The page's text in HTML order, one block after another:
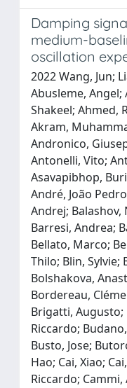
Damping
medium-
oscillation
2022 Wang, Jun;
Abusleme, Angel;
Shakeel; Ahmed,
Akram,
Andronico,
Antonelli, Vito;
Asavapibhop,
André, João
Andrej; Balashov,
Barresi, Andrea;
Bellato, Marco;
Thilo; Blin, Sylvie;
Bolshakova,
Bordereau,
Brigatti, Augusto;
Riccardo;
Busto, Jose;
Hao; Cai, Xiao;
Riccardo;